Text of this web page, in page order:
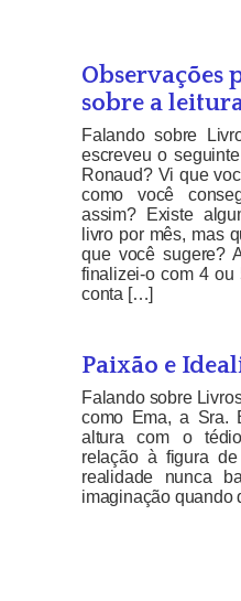
Observações
sobre a
Falando sobre
escreveu o
Ronaud? Vi que
como você
assim? Existe
livro por mês, mas
que você sugere?
finalizei-o com 4 ou
conta […]
Paixão e
Falando sobre
como Ema, a Sra.
altura com o
relação à figura
realidade nunca
imaginação quando